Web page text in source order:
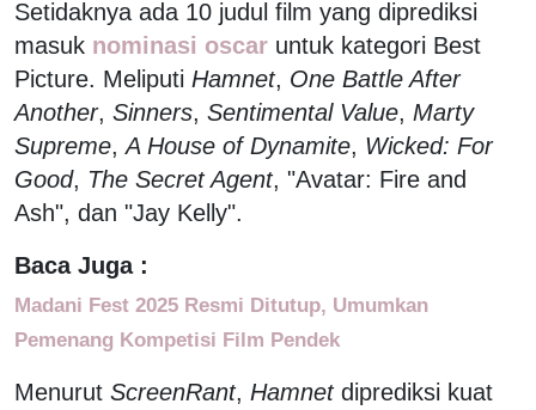
Setidaknya ada 10 judul film yang diprediksi
masuk nominasi oscar untuk kategori Best
Picture. Meliputi Hamnet, One Battle After
Another, Sinners, Sentimental Value, Marty
Supreme,A House of Dynamite, Wicked: For
Good, The Secret Agent, "Avatar: Fire and
Ash", dan "Jay Kelly".
Baca Juga :
Madani Fest 2025 Resmi Ditutup, Umumkan
Pemenang Kompetisi Film Pendek
Menurut ScreenRant, Hamnetdiprediksi kuat